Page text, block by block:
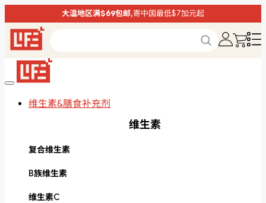
大温地区满$69包邮,寄中国最低$7加元起
维生素&膳食补充剂
维生素
复合维生素
B族维生素
维生素C